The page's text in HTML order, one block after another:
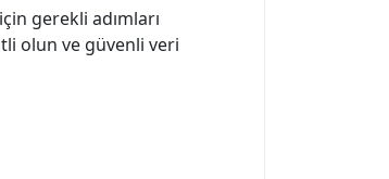
gerekli adımları
olun ve güvenli veri